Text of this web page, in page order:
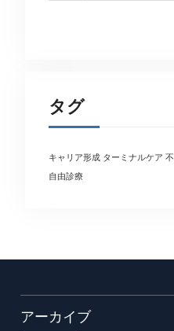
タグ
キャリア形成 ターミナルケア
自由診療
アーカイブ